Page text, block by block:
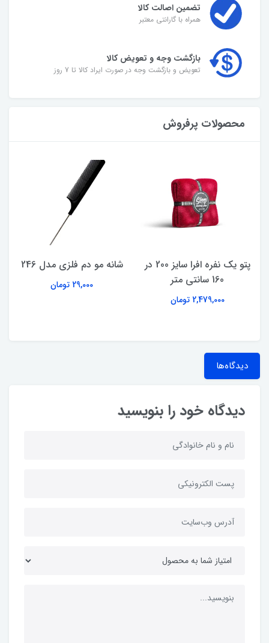
تضمین اصالت کالا
همراه با گارانتی معتبر
بازگشت وجه و تعویض کالا
تعویض و بازگشت وجه در صورت ایراد کالا تا 7 روز
محصولات پرفروش
پتو یک نفره افرا سایز 200 در
160 سانتی متر
2,479,000 تومان
شانه مو دم فلزی مدل 246
29,000 تومان
دیدگاه‌ها
دیدگاه خود را بنویسید